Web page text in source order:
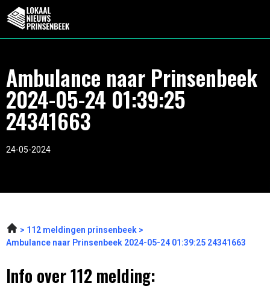
Ambulance naar Prinsenbeek
2024-05-24 01:39:25
24341663
24-05-2024
112 meldingen prinsenbeek
Ambulance naar Prinsenbeek 2024-05-24 01:39:25 24341663
Info over 112 melding: